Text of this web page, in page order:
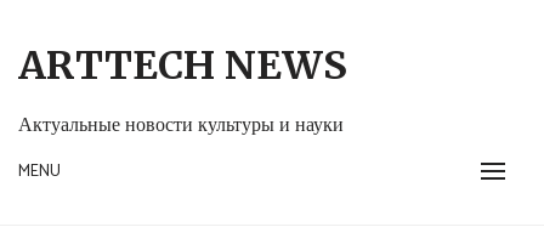
content
ARTTECH NEWS
Актуальные новости культуры и науки
MENU